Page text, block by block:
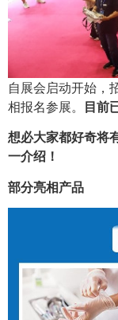
自展会启动开始，
相报名参展。 目前
想必大家都好奇将
一介绍！
部分亮相产品